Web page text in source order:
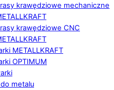
krawędziowe mechaniczne
krawędziowe CNC
METALLKRAFT
OPTIMUM
metalu